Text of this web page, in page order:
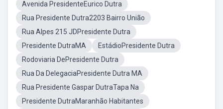
Avenida PresidenteEurico Dutra
Rua Presidente Dutra2203 Bairro União
Rua Alpes 215 JDPresidente Dutra
Presidente DutraMA
EstádioPresidente Dutra
Rodoviaria DePresidente Dutra
Rua Da DelegaciaPresidente Dutra MA
Rua Presidente Gaspar DutraTapa Na
Presidente DutraMaranhão Habitantes